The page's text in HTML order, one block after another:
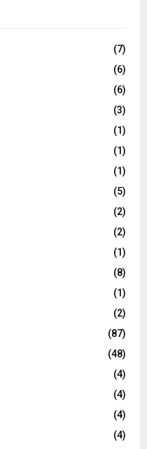
(7)
(6)
(6)
(3)
(1)
(1)
(1)
(5)
(2)
(2)
(1)
(8)
(1)
(2)
(87)
(48)
(4)
(4)
(4)
(4)